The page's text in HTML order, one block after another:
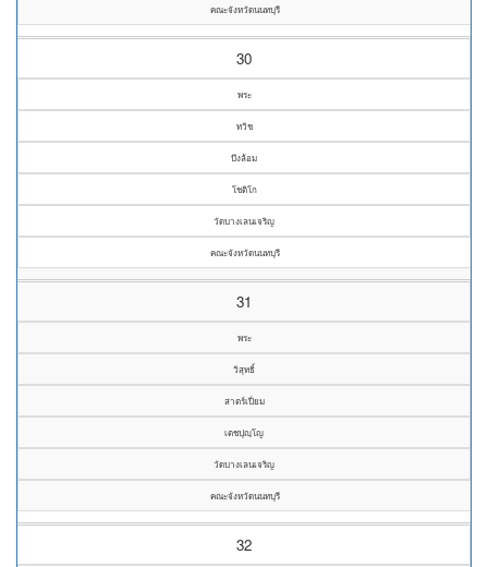
คณะจังหวัดนนทบุรี
30
พระ
ทวิช
บึงล้อม
โชติโก
วัดบางเลนเจริญ
คณะจังหวัดนนทบุรี
31
พระ
วิสุทธิ์
สาตร์เปี่ยม
เตชปุญฺโญ
วัดบางเลนเจริญ
คณะจังหวัดนนทบุรี
32